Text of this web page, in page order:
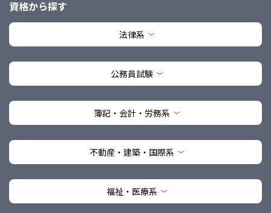
資格から探す
法律系
公務員試験
簿記・会計・労務系
不動産・建築・国際系
福祉・医療系